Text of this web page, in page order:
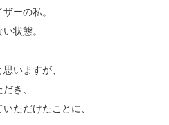
ーの私。
状態。
いますが、
き、
ただけたことに、